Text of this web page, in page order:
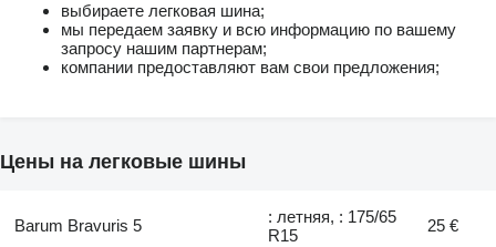
выбираете легковая шина;
мы передаем заявку и всю информацию по вашему
запросу нашим партнерам;
компании предоставляют вам свои предложения;
Цены на легковые шины
Barum Bravuris 5
: летняя, : 175/65
R15
25 €